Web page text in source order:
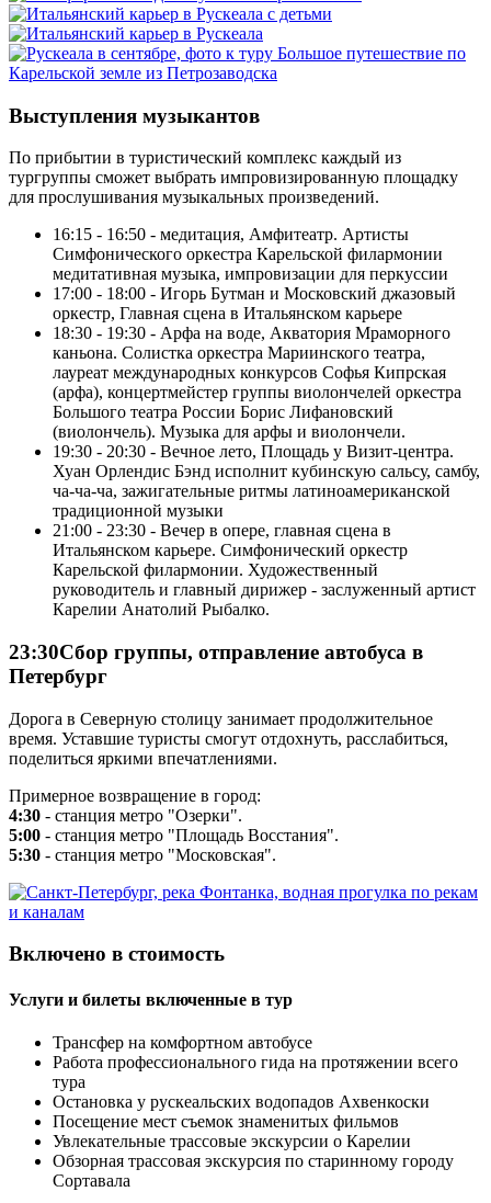
Выступления музыкантов
По прибытии в туристический комплекс каждый из
тургруппы сможет выбрать импровизированную площадку
для прослушивания музыкальных произведений.
16:15 - 16:50 - медитация, Амфитеатр. Артисты
Симфонического оркестра Карельской филармонии
медитативная музыка, импровизации для перкуссии
17:00 - 18:00 - Игорь Бутман и Московский джазовый
оркестр, Главная сцена в Итальянском карьере
18:30 - 19:30 - Арфа на воде, Акватория Мраморного
каньона. Солистка оркестра Мариинского театра,
лауреат международных конкурсов Софья Кипрская
(арфа), концертмейстер группы виолончелей оркестра
Большого театра России Борис Лифановский
(виолончель). Музыка для арфы и виолончели.
19:30 - 20:30 - Вечное лето, Площадь у Визит-центра.
Хуан Орлендис Бэнд исполнит кубинскую сальсу, самбу,
ча-ча-ча, зажигательные ритмы латиноамериканской
традиционной музыки
21:00 - 23:30 - Вечер в опере, главная сцена в
Итальянском карьере. Симфонический оркестр
Карельской филармонии. Художественный
руководитель и главный дирижер - заслуженный артист
Карелии Анатолий Рыбалко.
23:30Сбор группы, отправление автобуса в
Петербург
Дорога в Северную столицу занимает продолжительное
время. Уставшие туристы смогут отдохнуть, расслабиться,
поделиться яркими впечатлениями.
Примерное возвращение в город:
4:30 - станция метро "Озерки".
5:00 - станция метро "Площадь Восстания".
5:30 - станция метро "Московская".
Включено в стоимость
Услуги и билеты включенные в тур
Трансфер на комфортном автобусе
Работа профессионального гида на протяжении всего
тура
Остановка у рускеальских водопадов Ахвенкоски
Посещение мест съемок знаменитых фильмов
Увлекательные трассовые экскурсии о Карелии
Обзорная трассовая экскурсия по старинному городу
Сортавала